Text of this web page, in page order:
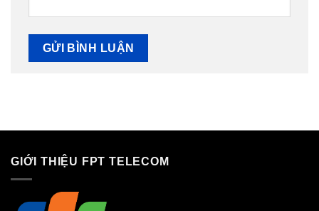
GIỚI THIỆU FPT TELECOM